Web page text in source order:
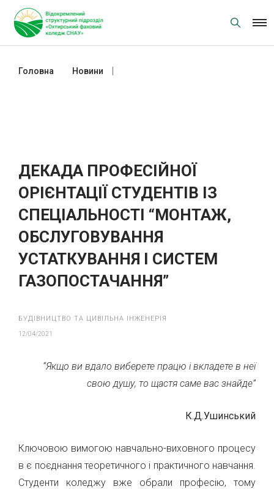
content
Головна Новини
ДЕКАДА ПРОФЕСІЙНОЇ
ОРІЄНТАЦІЇ СТУДЕНТІВ ІЗ
СПЕЦІАЛЬНОСТІ “МОНТАЖ,
ОБСЛУГОВУВАННЯ
УСТАТКУВАННЯ І СИСТЕМ
ГАЗОПОСТАЧАННЯ”
БУДІВНИЦТВО ТА ЦИВІЛЬНА ІНЖЕНЕРІЯ
12/04/2021
“Якщо ви вдало виберете працю і вкладете в неї
свою душу, то щастя саме вас знайде”
К.Д.Ушинський
Ключовою вимогою навчально-виховного процесу
в є поєднання теоретичного і практичного навчання.
Студенти коледжу вже обрали професію, тому